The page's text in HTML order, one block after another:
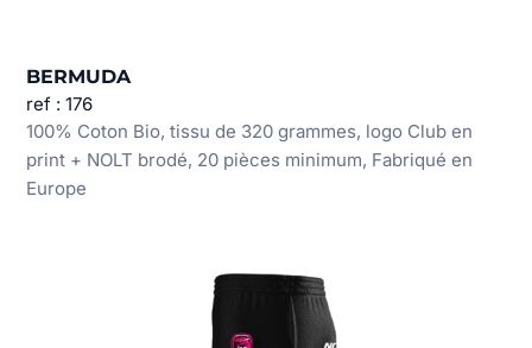
BERMUDA
ref : 176
100% Coton Bio, tissu de 320 grammes, logo Club en
print + NOLT brodé, 20 pièces minimum, Fabriqué en
Europe